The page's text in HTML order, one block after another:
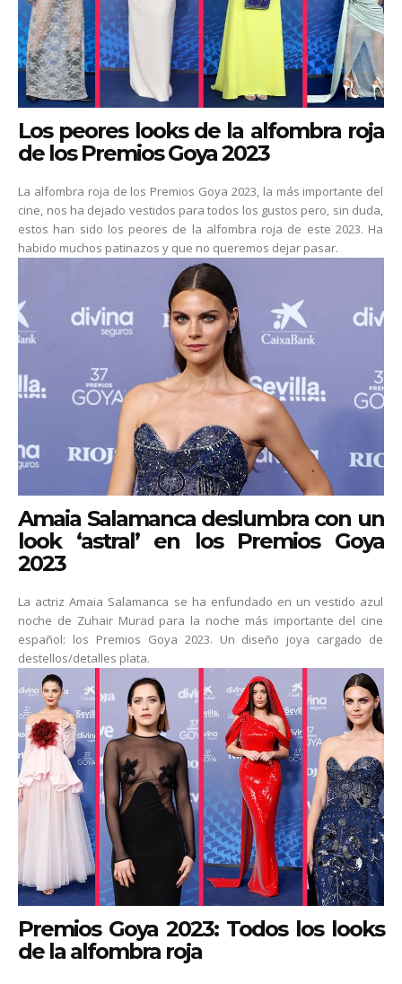
Los peores looks de la alfombra roja
de los Premios Goya 2023
La alfombra roja de los Premios Goya 2023, la más importante del
cine, nos ha dejado vestidos para todos los gustos pero, sin duda,
estos han sido los peores de la alfombra roja de este 2023. Ha
habido muchos patinazos y que no queremos dejar pasar.
Amaia Salamanca deslumbra con un
look ‘astral’ en los Premios Goya
2023
La actriz Amaia Salamanca se ha enfundado en un vestido azul
noche de Zuhair Murad para la noche más importante del cine
español: los Premios Goya 2023. Un diseño joya cargado de
destellos/detalles plata.
Premios Goya 2023: Todos los looks
de la alfombra roja